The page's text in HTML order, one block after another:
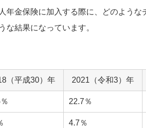
年金保険に加入する際に、どのような
な結果になっています。
（平成30）年 2021（令和3）年
22.7％
4.7％